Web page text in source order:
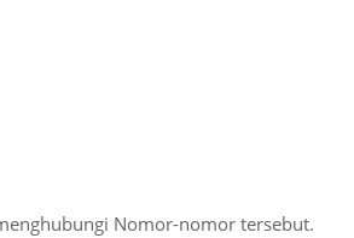
Nomor-nomor tersebut.